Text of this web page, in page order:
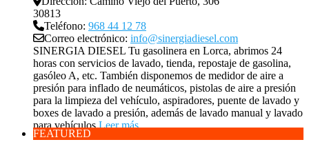
30813
Teléfono: 968 44 12 78
Correo electrónico: info@sinergiadiesel.com
SINERGIA DIESEL Tu gasolinera en Lorca, abrimos 24
horas con servicios de lavado, tienda, repostaje de gasolina,
gasóleo A, etc. También disponemos de medidor de aire a
presión para inflado de neumáticos, pistolas de aire a presión
para la limpieza del vehículo, aspiradores, puente de lavado y
boxes de lavado a presión, además de lavado manual y lavado
para vehículosLeer más...
FEATURED